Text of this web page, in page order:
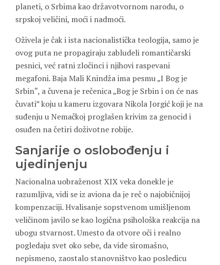
planeti, o Srbima kao državotvornom narodu, o
srpskoj veličini, moći i nadmoći.
Oživela je čak i ista nacionalistička teologija, samo je
ovog puta ne propagiraju zabludeli romantičarski
pesnici, već ratni zločinci i njihovi raspevani
megafoni. Baja Mali Knindža ima pesmu „I Bog je
Srbin“, a čuvena je rečenica „Bog je Srbin i on će nas
čuvati” koju u kameru izgovara Nikola Jorgić koji je na
suđenju u Nemačkoj proglašen krivim za genocid i
osuđen na četiri doživotne robije.
Sanjarije o oslobođenju i
ujedinjenju
Nacionalna uobraženost XIX veka donekle je
razumljiva, vidi se iz aviona da je reč o najobičnijoj
kompenzaciji. Hvalisanje sopstvenom umišljenom
veličinom javilo se kao logična psihološka reakcija na
ubogu stvarnost. Umesto da otvore oči i realno
pogledaju svet oko sebe, da vide siromašno,
nepismeno, zaostalo stanovništvo kao posledicu